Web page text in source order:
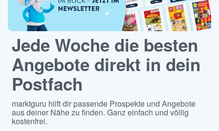
Jede Woche die besten
Angebote direkt in dein
Postfach
marktguru hilft dir passende Prospekte und Angebote
aus deiner Nähe zu finden. Ganz einfach und völlig
kostenfrei.